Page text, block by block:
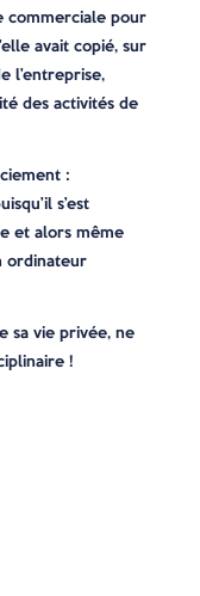
commerciale pour
avait copié, sur
l’entreprise,
des activités de
:
s’est
et alors même
ordinateur
sa vie privée, ne
!